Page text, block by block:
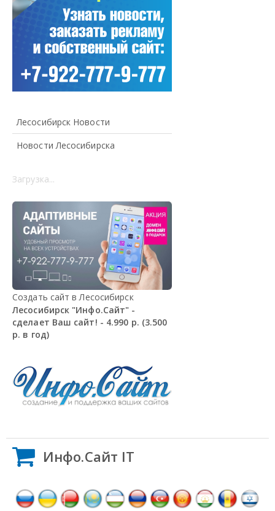
Лесосибирск Новости
Новости Лесосибирска
Загрузка...
Создать сайт в Лесосибирск
Лесосибирск "Инфо.Сайт" -
сделает Ваш сайт! - 4.990 р. (3.500
р. в год)
Инфо.Сайт IT